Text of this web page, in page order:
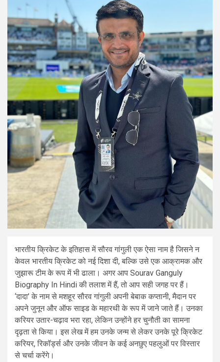
भारतीय क्रिकेट के इतिहास में सौरव गांगुली एक ऐसा नाम है जिसने न
केवल भारतीय क्रिकेट को नई दिशा दी, बल्कि उसे एक आक्रामक और
जुझारू टीम के रूप में भी ढाला। अगर आप Sourav Ganguly
Biography In Hindi की तलाश में हैं, तो आप सही जगह पर हैं।
‘दादा’ के नाम से मशहूर सौरव गांगुली अपनी बेबाक कप्तानी, मैदान पर
अपने जुनून और ऑफ साइड के महारथी के रूप में जाने जाते हैं। उनका
करियर उतार-चढ़ाव भरा रहा, लेकिन उन्होंने हर चुनौती का सामना
दृढ़ता से किया। इस लेख में हम उनके जन्म से लेकर उनके पूरे क्रिकेट
करियर, रिकॉर्ड्स और उनके जीवन के कई अनछुए पहलुओं पर विस्तार
से चर्चा करेंगे।